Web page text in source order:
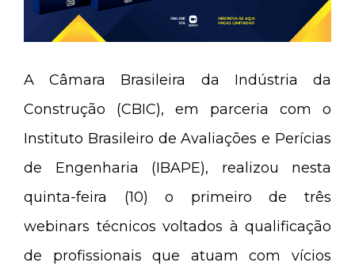
A Câmara Brasileira da Indústria da
Construção (CBIC), em parceria com o
Instituto Brasileiro de Avaliações e Perícias
de Engenharia (IBAPE), realizou nesta
quinta-feira (10) o primeiro de três
webinars técnicos voltados à qualificação
de profissionais que atuam com vícios